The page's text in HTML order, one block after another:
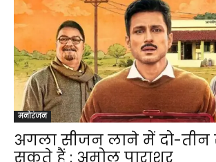
मनोरंजन
अगला सीजन लाने में दो-
सकते हैं : अमोल पाराशर